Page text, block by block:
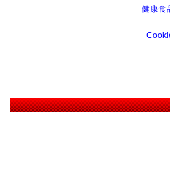
健康食